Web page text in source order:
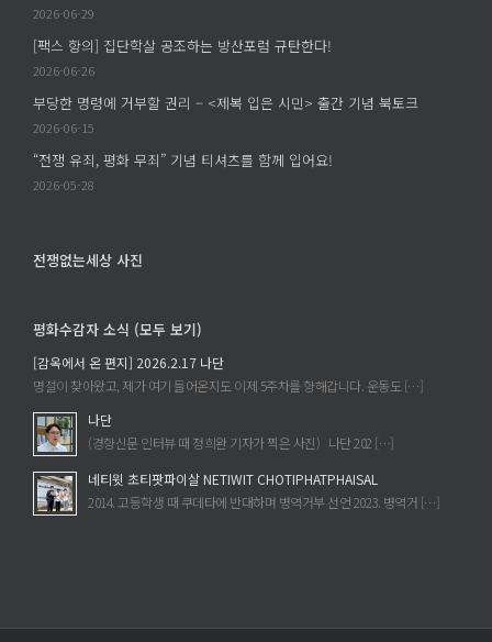
2026-06-29
[팩스 항의] 집단학살 공조하는 방산포럼 규탄한다!
2026-06-26
부당한 명령에 거부할 권리 – <제복 입은 시민> 출간 기념 북토크
2026-06-15
“전쟁 유죄, 평화 무죄” 기념 티셔츠를 함께 입어요!
2026-05-28
전쟁없는세상 사진
평화수감자 소식 (모두 보기)
[감옥에서 온 편지] 2026.2.17 나단
명절이 찾아왔고, 제가 여기 들어온지도 이제 5주차를 향해갑니다. 운동도 […]
나단
(경향신문 인터뷰 때 정희완 기자가 찍은 사진) 나단 202 […]
네티윗 초티팟파이살 NETIWIT CHOTIPHATPHAISAL
2014. 고등학생 때 쿠데타에 반대하며 병역거부 선언 2023. 병역거 […]